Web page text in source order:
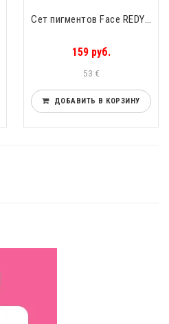
159 руб.
53 €
ДОБАВИТЬ В КОРЗИНУ